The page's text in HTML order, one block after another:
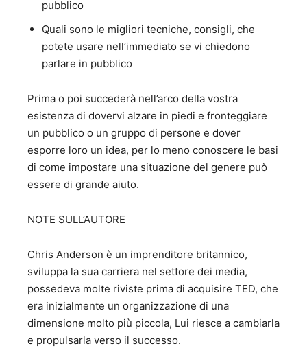
pubblico
Quali sono le migliori tecniche, consigli, che
potete usare nell’immediato se vi chiedono
parlare in pubblico
Prima o poi succederà nell’arco della vostra
esistenza di dovervi alzare in piedi e fronteggiare
un pubblico o un gruppo di persone e dover
esporre loro un idea, per lo meno conoscere le basi
di come impostare una situazione del genere può
essere di grande aiuto.
NOTE SULL’AUTORE
Chris Anderson è un imprenditore britannico,
sviluppa la sua carriera nel settore dei media,
possedeva molte riviste prima di acquisire TED, che
era inizialmente un organizzazione di una
dimensione molto più piccola, Lui riesce a cambiarla
e propulsarla verso il successo.